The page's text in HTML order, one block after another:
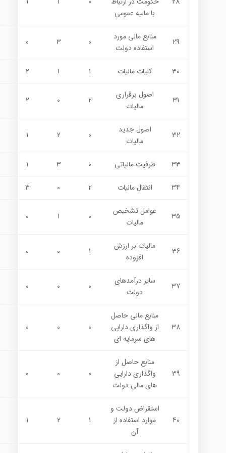
با ماليه عمومي
29
منابع مالي مورد
استفاده دولت
0
3
0
30 كليات ماليات 1
1
2
31
اصول برقراري
ماليات
2
0
2
32
اصول جديد
ماليات
0
2
1
33 ظرفيت مالياتي 0
3
1
34 انتقال ماليات 2
0
3
35
عوامل تشخيص
ماليات
0
1
0
36
ماليات بر ارزش
افزوده
1
0
0
37
ساير درآمدهاي
دولت
0
0
0
38
منابع مالي حاصل
از واگذاري دارايي
هاي سرمايه اي
0
0
0
39
منابع حاصل از
واگذاري دارايي
هاي مالي دولت
0
0
0
40
استقراض دولت و
موارد استفاده از
آن
1
2
1